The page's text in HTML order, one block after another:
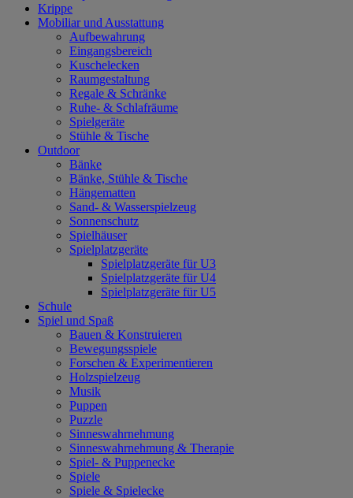
Krippe
Mobiliar und Ausstattung
Aufbewahrung
Eingangsbereich
Kuschelecken
Raumgestaltung
Regale & Schränke
Ruhe- & Schlafräume
Spielgeräte
Stühle & Tische
Outdoor
Bänke
Bänke, Stühle & Tische
Hängematten
Sand- & Wasserspielzeug
Sonnenschutz
Spielhäuser
Spielplatzgeräte
Spielplatzgeräte für U3
Spielplatzgeräte für U4
Spielplatzgeräte für U5
Schule
Spiel und Spaß
Bauen & Konstruieren
Bewegungsspiele
Forschen & Experimentieren
Holzspielzeug
Musik
Puppen
Puzzle
Sinneswahrnehmung
Sinneswahrnehmung & Therapie
Spiel- & Puppenecke
Spiele
Spiele & Spielecke